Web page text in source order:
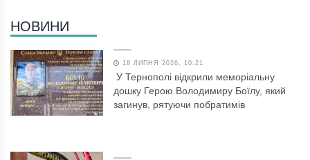
НОВИНИ
18 ЛИПНЯ 2026, 10:21
У Тернополі відкрили меморіальну
дошку Герою Володимиру Боїлу, який
загинув, рятуючи побратимів